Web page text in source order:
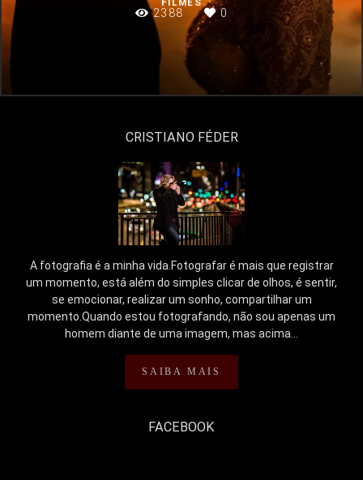
FILMES
2388 0
CRISTIANO FÉDER
A fotografia é a minha vida.Fotografar é mais que registrar
um momento, está além do simples clicar de olhos, é sentir,
se emocionar, realizar um sonho, compartilhar um
momento.Quando estou fotografando, não sou apenas um
homem diante de uma imagem, mas acima...
SAIBA MAIS
FACEBOOK